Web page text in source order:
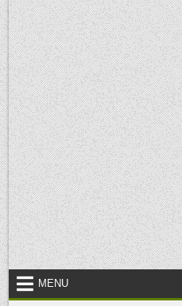
MENU